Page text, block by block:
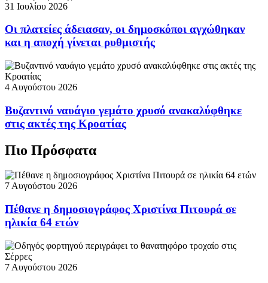
31 Ιουλίου 2026
Οι πλατείες άδειασαν, οι δημοσκόποι αγχώθηκαν
και η αποχή γίνεται ρυθμιστής
4 Αυγούστου 2026
Βυζαντινό ναυάγιο γεμάτο χρυσό ανακαλύφθηκε
στις ακτές της Κροατίας
Πιο Πρόσφατα
7 Αυγούστου 2026
Πέθανε η δημοσιογράφος Χριστίνα Πιτουρά σε
ηλικία 64 ετών
7 Αυγούστου 2026